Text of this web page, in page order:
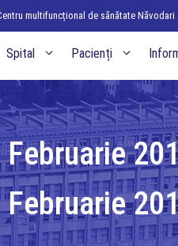
multifuncțional de sănătate Năvodari
Spital Pacienți